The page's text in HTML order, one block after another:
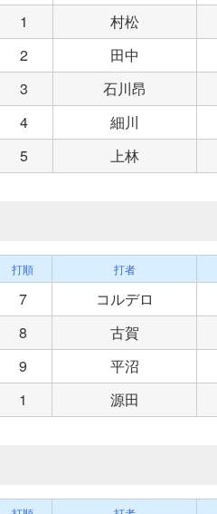
1
村松
2
田中
3
石川昂
4
細川
5 上林
打順 打者
7
コルデロ
8
古賀
9
平沼
1 源田